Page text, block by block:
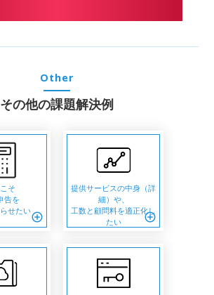
Other
その他の課題解決例
そ
告を
せたいadd_circle_outline
提供サービスの中身（詳
細）や、
工数と顧問料を適正化し
たい
add_circle_outline